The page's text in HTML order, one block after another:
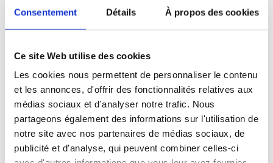
Consentement Détails À propos des cookies
Ce site Web utilise des cookies
Les cookies nous permettent de personnaliser le contenu
et les annonces, d'offrir des fonctionnalités relatives aux
médias sociaux et d'analyser notre trafic. Nous
partageons également des informations sur l'utilisation de
notre site avec nos partenaires de médias sociaux, de
publicité et d'analyse, qui peuvent combiner celles-ci
candidat
Qualifications et diplômes :
Profil recherché :
Expérience :
Processus